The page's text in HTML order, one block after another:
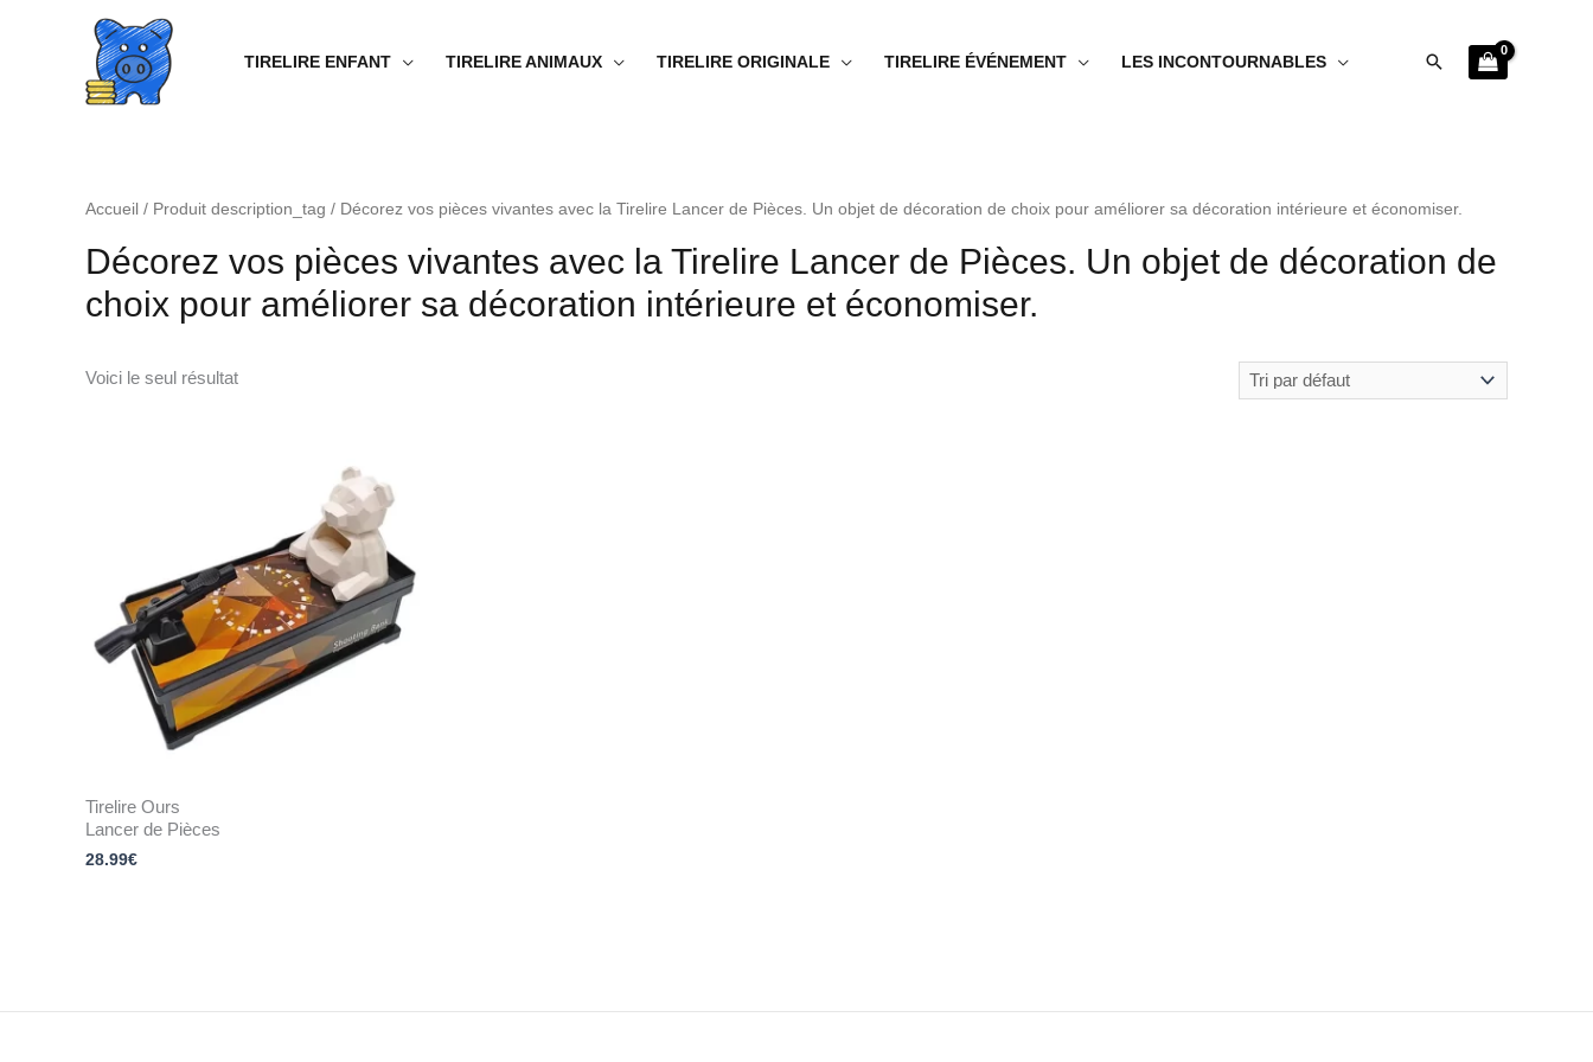
TIRELIRE ENFANT TIRELIRE ANIMAUX TIRELIRE ORIGINALE TIRELIRE ÉVÉNEMENT LES INCONTOURNABLES Rechercher
Accueil / Produit description_tag / Décorez vos pièces vivantes avec la Tirelire Lancer de Pièces. Un objet de décoration de choix pour améliorer sa décoration intérieure et économiser.
Décorez vos pièces vivantes avec la Tirelire Lancer de Pièces. Un objet de décoration de
choix pour améliorer sa décoration intérieure et économiser.
Voici le seul résultat
Tirelire Ours
Lancer de Pièces
28.99€